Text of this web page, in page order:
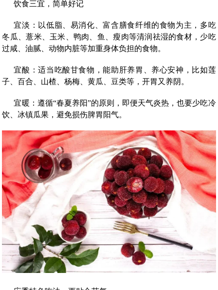
饮食三宜，简单好记
宜淡：以低脂、易消化、富含膳食纤维的食物为主，多吃
冬瓜、薏米、玉米、鸭肉、鱼、瘦肉等清润祛湿的食材，少吃
过咸、油腻、动物内脏等加重身体负担的食物。
宜酸：适当吃酸甘食物，能助肝养胃、养心安神，比如莲
子、百合、山楂、杨梅、黄瓜、豆类等，开胃又养阴。
宜暖：遵循“春夏养阳”的原则，即便天气炎热，也要少吃冷
饮、冰镇瓜果，避免损伤脾胃阳气。